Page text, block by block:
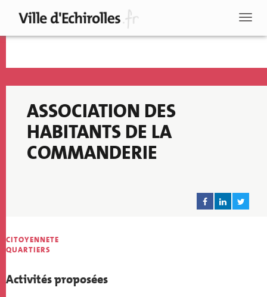
principal
Recherche
ASSOCIATION DES
HABITANTS DE LA
COMMANDERIE
CITOYENNETE
QUARTIERS
Activités proposées